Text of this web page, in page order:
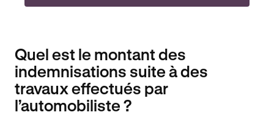
Quel est le montant des
indemnisations suite à des
travaux effectués par
l’automobiliste ?